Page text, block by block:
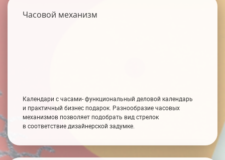
Часовой механизм
Календари с часами- функциональный деловой календарь
и практичный бизнес подарок. Разнообразие часовых
механизмов позволяет подобрать вид стрелок
в соответствие дизайнерской задумке.